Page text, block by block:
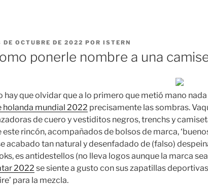
DE OCTUBRE DE 2022 POR ISTERN
ponerle nombre a una
hay que olvidar que a lo primero que metió mano
holanda mundial 2022 precisamente las sombras.
de cuero y vestiditos negros, trenchs y
este rincón, acompañados de bolsos de marca,
acabado tan natural y desenfadado de (falso)
es antidestellos (no lleva logos aunque la marca
2022 se siente a gusto con sus zapatillas
para la mezcla.